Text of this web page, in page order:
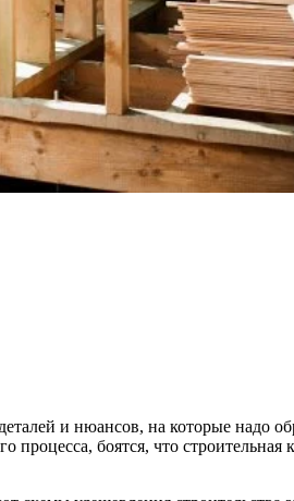
и нюансов, на которые надо
боятся, что строительная